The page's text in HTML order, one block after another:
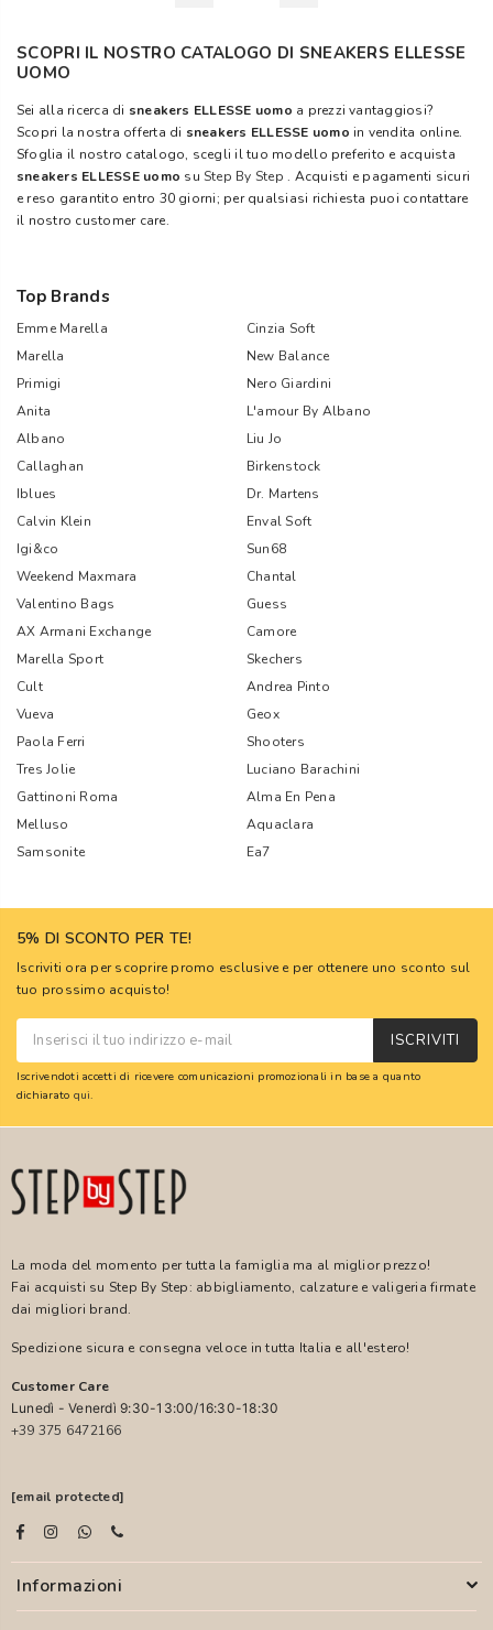
SCOPRI IL NOSTRO CATALOGO DI SNEAKERS ELLESSE
UOMO
Sei alla ricerca di sneakers ELLESSE uomo a prezzi vantaggiosi?
Scopri la nostra offerta di sneakers ELLESSE uomo in vendita online.
Sfoglia il nostro catalogo, scegli il tuo modello preferito e acquista
sneakers ELLESSE uomo suStep By Step . Acquisti e pagamenti sicuri
e reso garantito entro 30 giorni; per qualsiasi richiesta puoi contattare
il nostro customer care.
Top Brands
Emme Marella
Cinzia Soft
Marella
New Balance
Primigi
Nero Giardini
Anita
L'amour By Albano
Albano
Liu Jo
Callaghan
Birkenstock
Iblues
Dr. Martens
Calvin Klein
Enval Soft
Igi&co
Sun68
Weekend Maxmara
Chantal
Valentino Bags
Guess
AX Armani Exchange
Camore
Marella Sport
Skechers
Cult
Andrea Pinto
Vueva
Geox
Paola Ferri
Shooters
Tres Jolie
Luciano Barachini
Gattinoni Roma
Alma En Pena
Melluso
Aquaclara
Samsonite
Ea7
5% DI SCONTO PER TE!
Iscriviti ora per scoprire promo esclusive e per ottenere uno sconto sul
tuo prossimo acquisto!
ISCRIVITI
Iscrivendoti accetti di ricevere comunicazioni promozionali in base a quanto
dichiarato qui.
La moda del momento per tutta la famiglia ma al miglior prezzo!
Fai acquisti su Step By Step: abbigliamento, calzature e valigeria firmate
dai migliori brand.
Spedizione sicura e consegna veloce in tutta Italia e all'estero!
Customer Care
Lunedì - Venerdì 9:30-13:00/16:30-18:30
+39 375 6472166
[email protected]
Informazioni